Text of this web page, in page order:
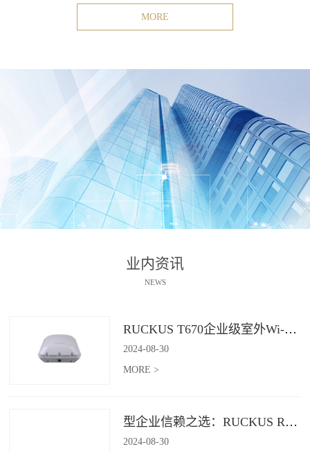
MORE
业内资讯
NEWS
RUCKUS T670企业级室外Wi-Fi 7解决方案：挑战室外环境，畅享高性能连接
2024-08-30
MORE >
型企业信赖之选：RUCKUS R760，安全稳定的Wi-Fi解决方案
2024-08-30